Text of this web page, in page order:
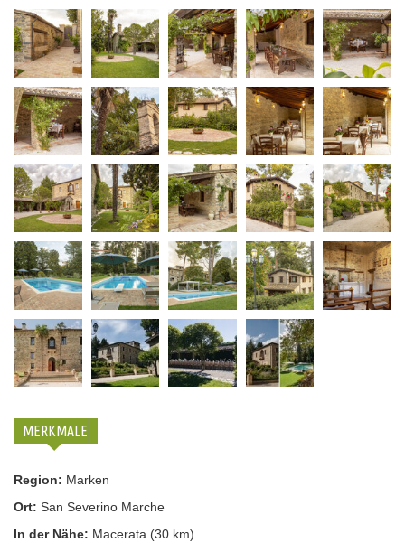
MERKMALE
Region: Marken
Ort: San Severino Marche
In der Nähe: Macerata (30 km)